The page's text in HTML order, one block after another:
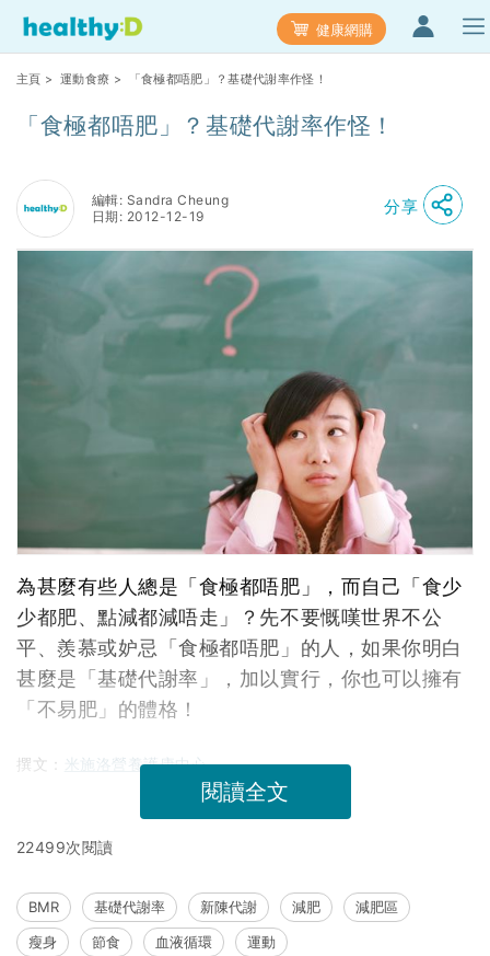
健康網購
主頁 > 運動食療 > 「食極都唔肥」？基礎代謝率作怪！
「食極都唔肥」？基礎代謝率作怪！
編輯: Sandra Cheung
日期: 2012-12-19
分享
為甚麼有些人總是「食極都唔肥」，而自己「食少
少都肥、點減都減唔走」？先不要慨嘆世界不公
平、羨慕或妒忌「食極都唔肥」的人，如果你明白
甚麼是「基礎代謝率」，加以實行，你也可以擁有
「不易肥」的體格！
撰文： 米施洛營養護康中心
閱讀全文
22499次閱讀
BMR 基礎代謝率 新陳代謝 減肥
減肥區
瘦身
節食 血液循環 運動